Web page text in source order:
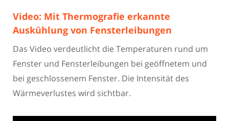
Video: Mit Thermografie erkannte
Auskühlung von Fensterleibungen
Das Video verdeutlicht die Temperaturen rund um
Fenster und Fensterleibungen bei geöffnetem und
bei geschlossenem Fenster. Die Intensität des
Wärmeverlustes wird sichtbar.